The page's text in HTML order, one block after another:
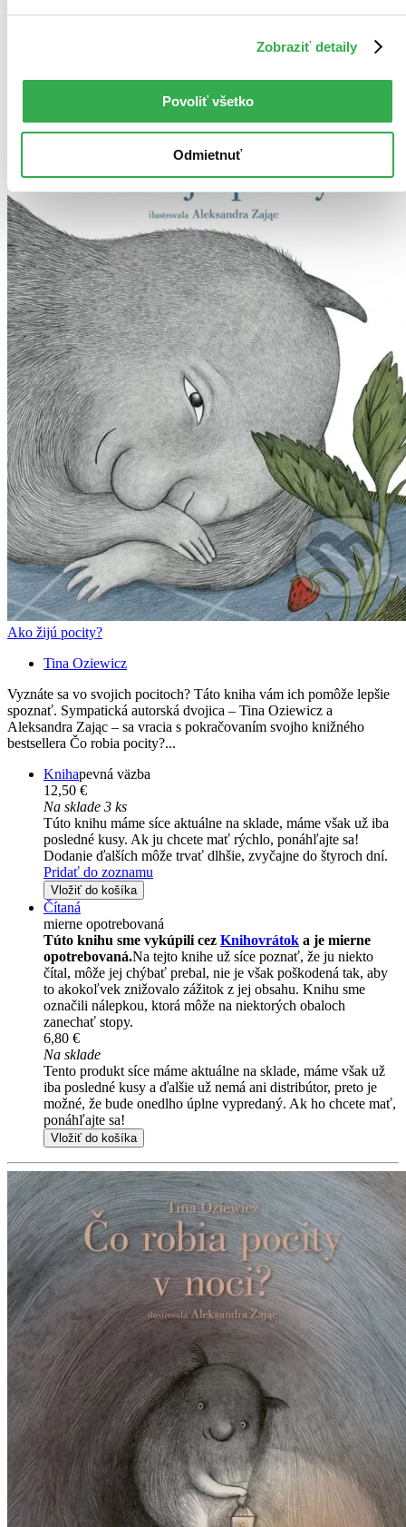
Zobraziť detaily
Povoliť všetko
Odmietnuť
možné, že bude onedlho úplne vypredaný. Ak ho chcete mať,
Vložiť do košíka
Ako žijú pocity?
Tina Oziewicz
Vyznáte sa vo svojich pocitoch? Táto kniha vám ich pomôže lepšie
spoznať. Sympatická autorská dvojica – Tina Oziewicz a
Aleksandra Zając – sa vracia s pokračovaním svojho knižného
bestsellera Čo robia pocity?...
Knihapevná väzba
12,50 €
Na sklade 3 ks
Túto knihu máme síce aktuálne na sklade, máme však už iba
posledné kusy. Ak ju chcete mať rýchlo, ponáhľajte sa!
Dodanie ďalších môže trvať dlhšie, zvyčajne do štyroch dní.
Pridať do zoznamu
Vložiť do košíka
Čítaná
mierne opotrebovaná
Túto knihu sme vykúpili cez Knihovrátok a je mierne
opotrebovaná.Na tejto knihe už síce poznať, že ju niekto
čítal, môže jej chýbať prebal, nie je však poškodená tak, aby
to akokoľvek znižovalo zážitok z jej obsahu. Knihu sme
označili nálepkou, ktorá môže na niektorých obaloch
zanechať stopy.
6,80 €
Na sklade
Tento produkt síce máme aktuálne na sklade, máme však už
iba posledné kusy a ďalšie už nemá ani distribútor, preto je
možné, že bude onedlho úplne vypredaný. Ak ho chcete mať,
ponáhľajte sa!
Vložiť do košíka